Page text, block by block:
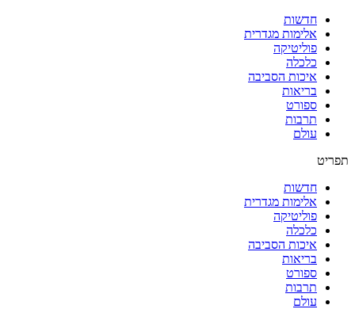
חדשות
אלימות מגדרית
פוליטיקה
כלכלה
איכות הסביבה
בריאות
ספורט
תרבות
עולם
תפריט
חדשות
אלימות מגדרית
פוליטיקה
כלכלה
איכות הסביבה
בריאות
ספורט
תרבות
עולם